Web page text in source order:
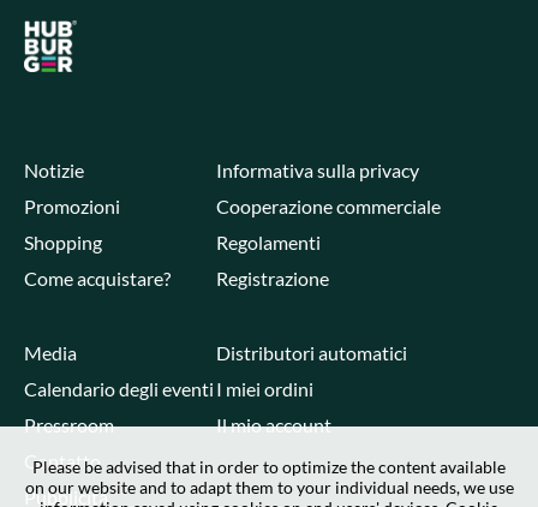
Notizie
Promozioni
Shopping
Come acquistare?
Informativa sulla privacy
Cooperazione commerciale
Regolamenti
Registrazione
Media
Calendario degli eventi
Pressroom
Contatto
Pubblicità
Distributori automatici
I miei ordini
Il mio account
Please be advised that in order to optimize the content available
on our website and to adapt them to your individual needs, we use